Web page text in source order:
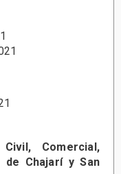
Comercial,
de Chajarí y San